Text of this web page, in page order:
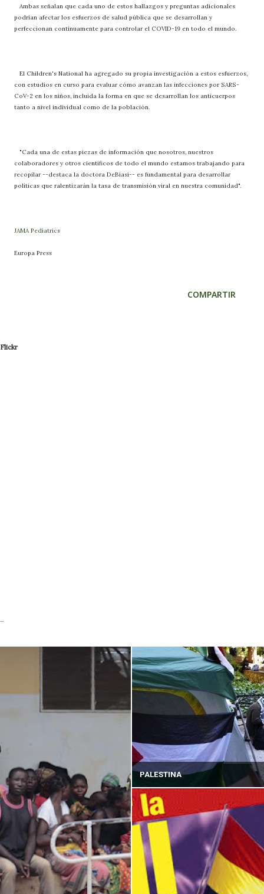
Ambas señalan que cada uno de estos hallazgos y preguntas adicionales
podrían afectar los esfuerzos de salud pública que se desarrollan y
perfeccionan continuamente para controlar el COVID-19 en todo el mundo.
El Children's National ha agregado su propia investigación a estos esfuerzos,
con estudios en curso para evaluar cómo avanzan las infecciones por SARS-
CoV-2 en los niños, incluida la forma en que se desarrollan los anticuerpos
tanto a nivel individual como de la población.
"Cada una de estas piezas de información que nosotros, nuestros
colaboradores y otros científicos de todo el mundo estamos trabajando para
recopilar --destaca la doctora DeBiasi-- es fundamental para desarrollar
políticas que ralentizarán la tasa de transmisión viral en nuestra comunidad".
JAMA Pediatrics
Europa Press
COMPARTIR
Flickr
...
PALESTINA